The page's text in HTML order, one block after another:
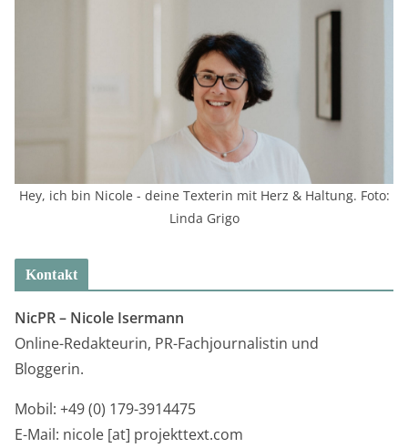
Hey, ich bin Nicole - deine Texterin mit Herz & Haltung. Foto:
Linda Grigo
Kontakt
NicPR – Nicole Isermann
Online-Redakteurin, PR-Fachjournalistin und
Bloggerin.
Mobil: +49 (0) 179-3914475
E-Mail: nicole [at] projekttext.com